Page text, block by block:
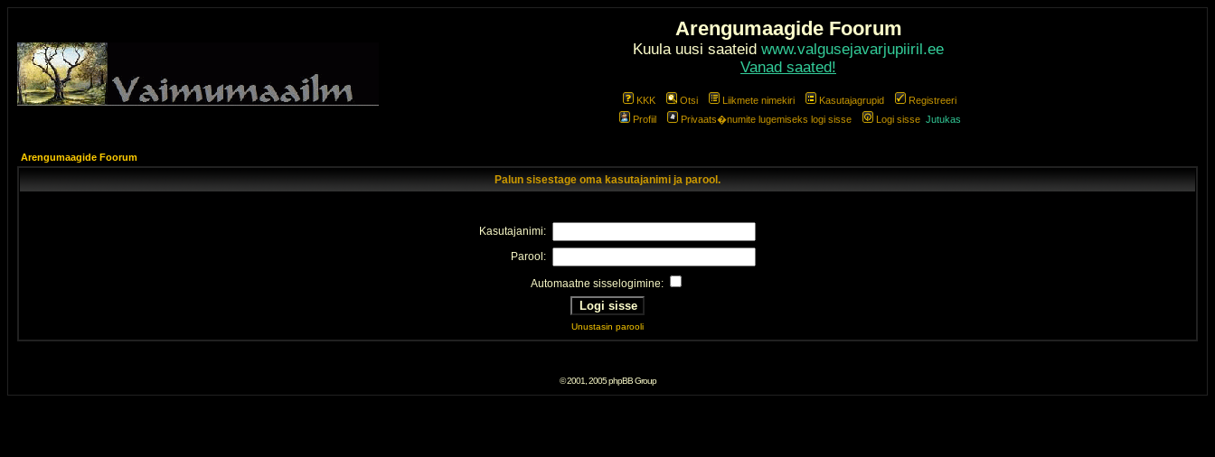
Arengumaagide Foorum
Kuula uusi saateid www.valgusejavarjupiiril.ee
Vanad saated!
KKK Otsi Liikmete nimekiri Kasutajagrupid
Registreeri
Profiil
Privaats�numite lugemiseks logi sisse Logi sisse Jutukas
Arengumaagide Foorum
Palun sisestage oma kasutajanimi ja parool.
Kasutajanimi:
Parool:
Automaatne sisselogimine:
Unustasin parooli
© 2001, 2005 phpBB Group